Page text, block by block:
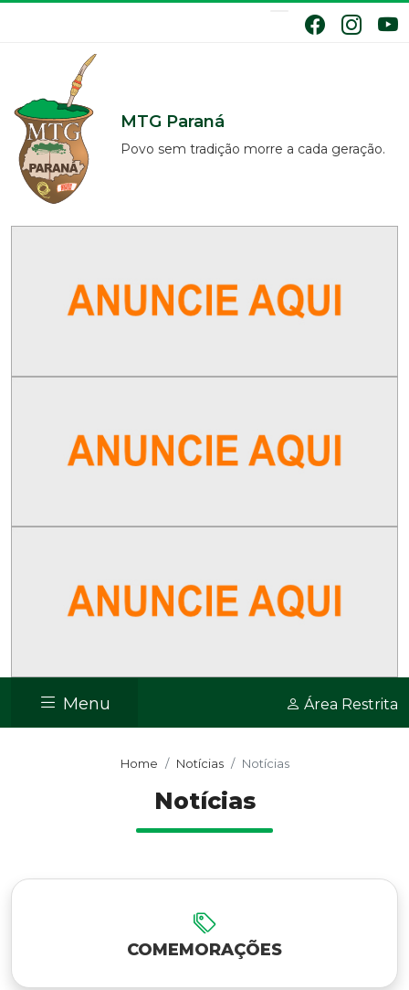
MTG Paraná
Povo sem tradição morre a cada geração.
Menu Área Restrita
Home Notícias Notícias
Notícias
COMEMORAÇÕES